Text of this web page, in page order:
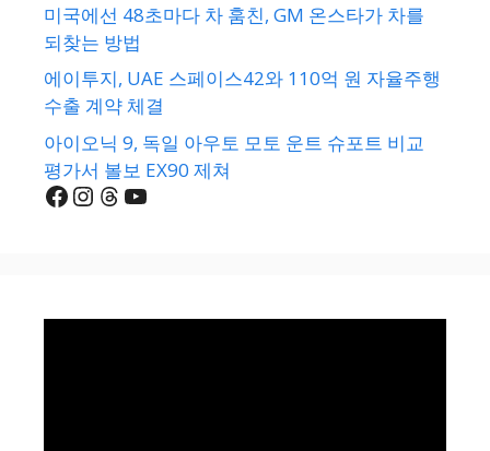
미국에선 48초마다 차 훔친, GM 온스타가 차를
되찾는 방법
에이투지, UAE 스페이스42와 110억 원 자율주행
수출 계약 체결
아이오닉 9, 독일 아우토 모토 운트 슈포트 비교
평가서 볼보 EX90 제쳐
Facebook
Instagram
Threads
YouTube